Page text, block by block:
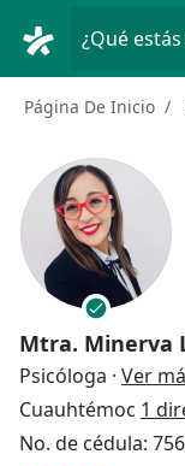
¿Qué
Página De Inicio
Mtra. Minerva
Psicóloga · Ver
Cuauhtémoc 1
No. de cédula: